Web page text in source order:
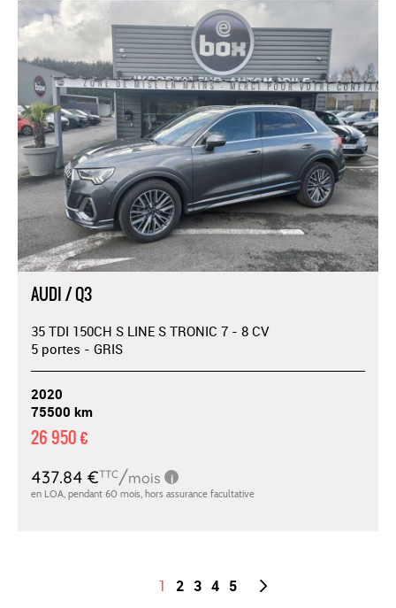
AUDI / Q3
35 TDI 150CH S LINE S TRONIC 7 - 8 CV
5 portes - GRIS
2020
75500 km
26 950 €
1 2 3 4 5